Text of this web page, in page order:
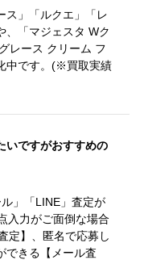
ス」「ルクエ」「レ
、「マジェスタ Wク
レース クリーム フ
中です。(※買取実績
いですがおすすめの
」「LINE」査定が
入力がご面倒な場合
定】、匿名で応募し
できる【メール査